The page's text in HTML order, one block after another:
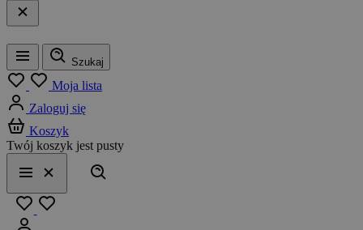
Menu
Szukaj
Moja lista
Zaloguj się
Koszyk
Twój koszyk jest pusty
Menu
Zamknij